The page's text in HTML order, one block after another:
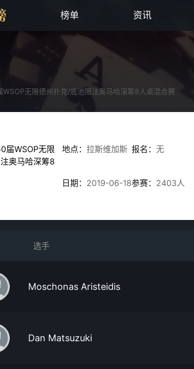
榜单 资讯
无限德州扑克/底池限注奥马哈深筹8人桌混合赛
届WSOP无限
奥马哈深筹8
地点： 拉斯维加斯
日期： 2019-06-18
报名： 无
参赛： 2403人
选手
Moschonas Aristeidis
Dan Matsuzuki